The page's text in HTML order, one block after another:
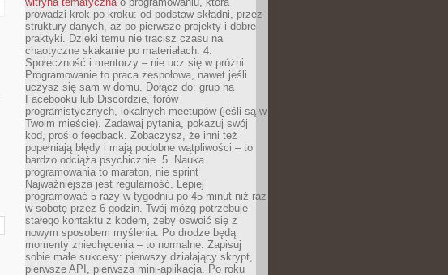
prowadzi krok po kroku: od podstaw składni, przez
struktury danych, aż po pierwsze projekty i dobre
praktyki. Dzięki temu nie tracisz czasu na
chaotyczne skakanie po materiałach. 4.
Społeczność i mentorzy – nie ucz się w próżni
Programowanie to praca zespołowa, nawet jeśli
uczysz się sam w domu. Dołącz do: grup na
Facebooku lub Discordzie, forów
programistycznych, lokalnych meetupów (jeśli są w
Twoim mieście). Zadawaj pytania, pokazuj swój
kod, proś o feedback. Zobaczysz, że inni też
popełniają błędy i mają podobne wątpliwości – to
bardzo odciąża psychicznie. 5. Nauka
programowania to maraton, nie sprint
Najważniejsza jest regularność. Lepiej
programować 5 razy w tygodniu po 45 minut niż raz
w sobotę przez 6 godzin. Twój mózg potrzebuje
stałego kontaktu z kodem, żeby oswoić się z
nowym sposobem myślenia. Po drodze będą
momenty zniechęcenia – to normalne. Zapisuj
sobie małe sukcesy: pierwszy działający skrypt,
pierwsze API, pierwsza mini-aplikacja. Po roku